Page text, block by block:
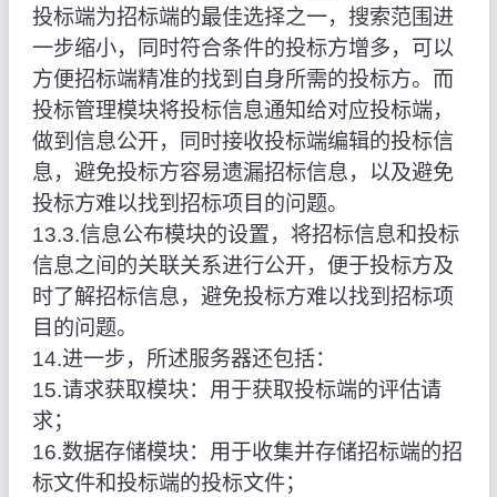
投标端为招标端的最佳选择之一，搜索范围进
一步缩小，同时符合条件的投标方增多，可以
方便招标端精准的找到自身所需的投标方。而
投标管理模块将投标信息通知给对应投标端，
做到信息公开，同时接收投标端编辑的投标信
息，避免投标方容易遗漏招标信息，以及避免
投标方难以找到招标项目的问题。
13.3.信息公布模块的设置，将招标信息和投标
信息之间的关联关系进行公开，便于投标方及
时了解招标信息，避免投标方难以找到招标项
目的问题。
14.进一步，所述服务器还包括：
15.请求获取模块：用于获取投标端的评估请
求；
16.数据存储模块：用于收集并存储招标端的招
标文件和投标端的投标文件；